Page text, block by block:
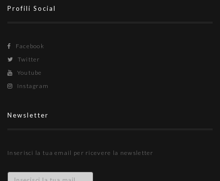
Profili Social
Facebook
Twitter
Youtube
Instagram
Newsletter
Inserisci la tua email per ricevere la newsletter